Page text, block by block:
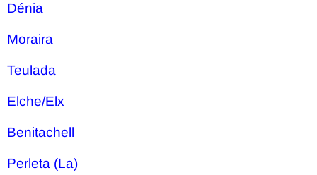
Dénia
Moraira
Teulada
Elche/Elx
Benitachell
Perleta (La)